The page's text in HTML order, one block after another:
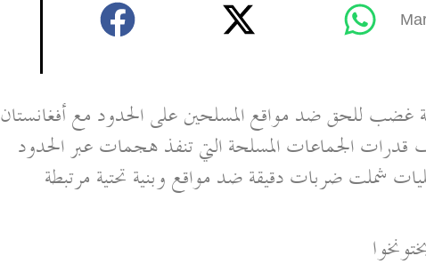
غضب للحق ضد مواقع المسلحين على الحدود مع أفغانستان
الجماعات المسلحة التي تنفذ هجمات عبر الحدود
شملت ضربات دقيقة ضد مواقع وبنية تحتية مرتبطة